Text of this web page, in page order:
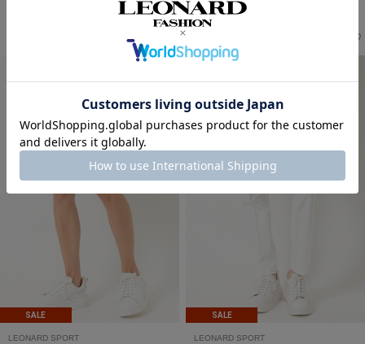
LEONARD SPORT
パンツ
SALE
LEONARD SPORT
SALE
LEONARD SPORT